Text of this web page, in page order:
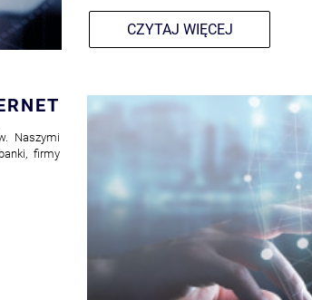
CZYTAJ WIĘCEJ
Naszymi
firmy